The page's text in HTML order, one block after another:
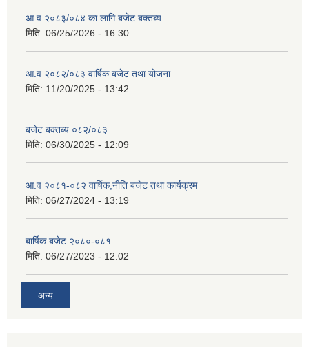
आ.व २०८३/०८४ का लागि बजेट बक्तब्य
मिति: 06/25/2026 - 16:30
आ.व २०८२/०८३ वार्षिक बजेट तथा योजना
मिति: 11/20/2025 - 13:42
बजेट बक्तब्य ०८२/०८३
मिति: 06/30/2025 - 12:09
आ.व २०८१-०८२ वार्षिक,नीति बजेट तथा कार्यक्रम
मिति: 06/27/2024 - 13:19
बार्षिक बजेट २०८०-०८१
मिति: 06/27/2023 - 12:02
अन्य